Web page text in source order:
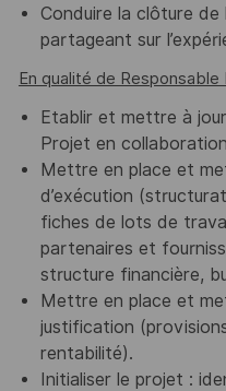
Conduire la clôture
partageant sur
En qualité de Responsable
Etablir et mettre à
Projet en
Mettre en place et
d’exécution
fiches de lots de
partenaires et
structure financière,
Mettre en place et
justification
rentabilité).
Initialiser le projet :